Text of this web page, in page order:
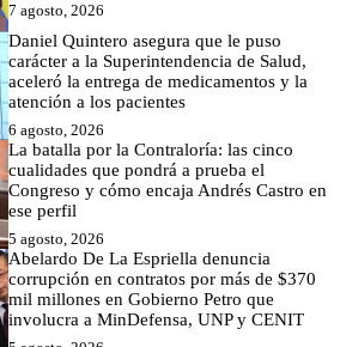
7 agosto, 2026
Daniel Quintero asegura que le puso
carácter a la Superintendencia de Salud,
aceleró la entrega de medicamentos y la
atención a los pacientes
6 agosto, 2026
La batalla por la Contraloría: las cinco
cualidades que pondrá a prueba el
Congreso y cómo encaja Andrés Castro en
ese perfil
5 agosto, 2026
Abelardo De La Espriella denuncia
corrupción en contratos por más de $370
mil millones en Gobierno Petro que
involucra a MinDefensa, UNP y CENIT